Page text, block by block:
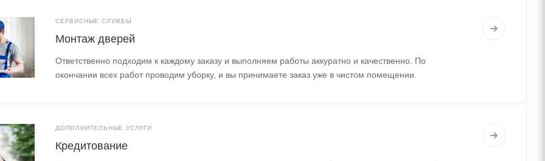
шт. (складская позиция), 3 шт. (заказная позиция).
на сторону.
СЕРВИСНЫЕ СЛУЖБЫ
Монтаж дверей
Ответственно подходим к каждому заказу и выполняем работы аккуратно и качественно. По
окончании всех работ проводим уборку, и вы принимаете заказ уже в чистом помещении.
ДОПОЛНИТЕЛЬНЫЕ УСЛУГИ
Кредитование